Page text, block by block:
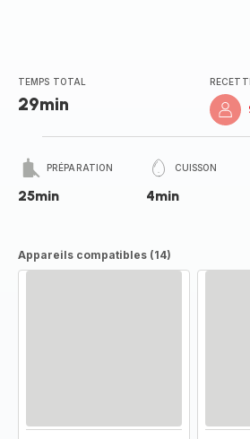
TEMPS TOTAL
29min
PRÉPARATION
25min
CUISSON
4min
Appareils compatibles (14)